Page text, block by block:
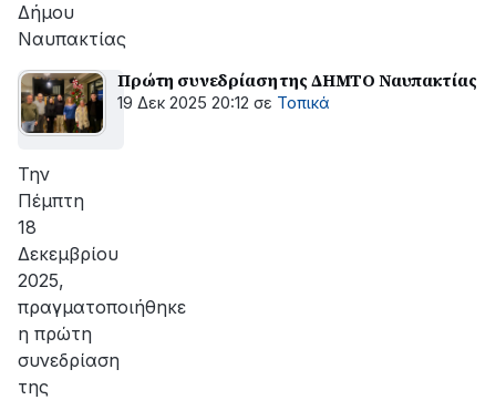
Δήμου
Ναυπακτίας
Πρώτη συνεδρίαση της ΔΗΜΤΟ Ναυπακτίας
19 Δεκ 2025 20:12 σε Τοπικά
Την
Πέμπτη
18
Δεκεμβρίου
2025,
πραγματοποιήθηκε
η πρώτη
συνεδρίαση
της